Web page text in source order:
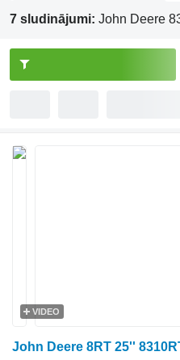
7 sludinājumi: John Deere
VIDEO